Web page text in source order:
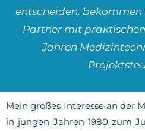
entscheiden, bekommen
Partner mit
Jahren
Mein großes Interesse an der
in jungen Jahren 1980 zum